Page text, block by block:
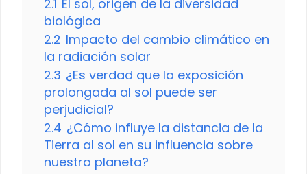
2.1 El sol, origen de la diversidad
biológica
2.2 Impacto del cambio climático en
la radiación solar
2.3 ¿Es verdad que la exposición
prolongada al sol puede ser
perjudicial?
2.4 ¿Cómo influye la distancia de la
Tierra al sol en su influencia sobre
nuestro planeta?